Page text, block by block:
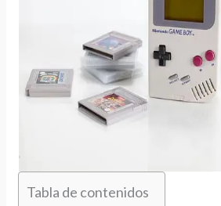
Tabla de contenidos